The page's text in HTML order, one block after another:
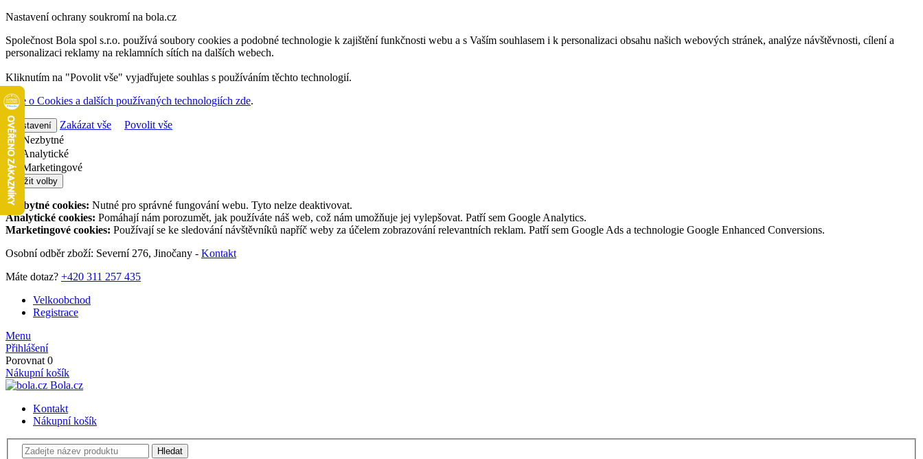
Nastavení ochrany soukromí na bola.cz
Společnost Bola spol s.r.o. používá soubory cookies a podobné technologie k zajištění funkčnosti webu a s Vaším souhlasem i k personalizaci obsahu našich webových stránek, analýze návštěvnosti, cílení a
personalizaci reklamy na reklamních sítích na dalších webech.
Kliknutím na "Povolit vše" vyjadřujete souhlas s používáním těchto technologií.
Více o Cookies a dalších používaných technologiích zde.
Nastavení Zakázat vše
Povolit vše
Nezbytné
Analytické
Marketingové
Uložit volby
Nezbytné cookies: Nutné pro správné fungování webu. Tyto nelze deaktivovat.
Analytické cookies: Pomáhají nám porozumět, jak používáte náš web, což nám umožňuje jej vylepšovat. Patří sem Google Analytics.
Marketingové cookies: Používají se ke sledování návštěvníků napříč weby za účelem zobrazování relevantních reklam. Patří sem Google Ads a technologie Google Enhanced Conversions.
Osobní odběr zboží: Severní 276, Jinočany - Kontakt
Máte dotaz? +420 311 257 435
Velkoobchod
Registrace
Menu
Přihlášení
Porovnat 0
Nákupní košík
Bola.cz
Kontakt
Nákupní košík